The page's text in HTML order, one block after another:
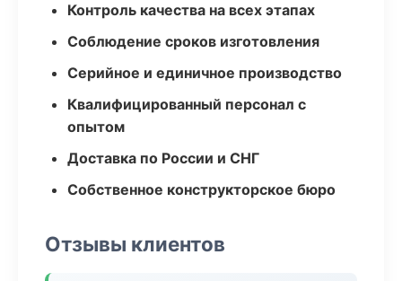
Контроль качества на всех этапах
Соблюдение сроков изготовления
Серийное и единичное производство
Квалифицированный персонал с
опытом
Доставка по России и СНГ
Собственное конструкторское бюро
Отзывы клиентов